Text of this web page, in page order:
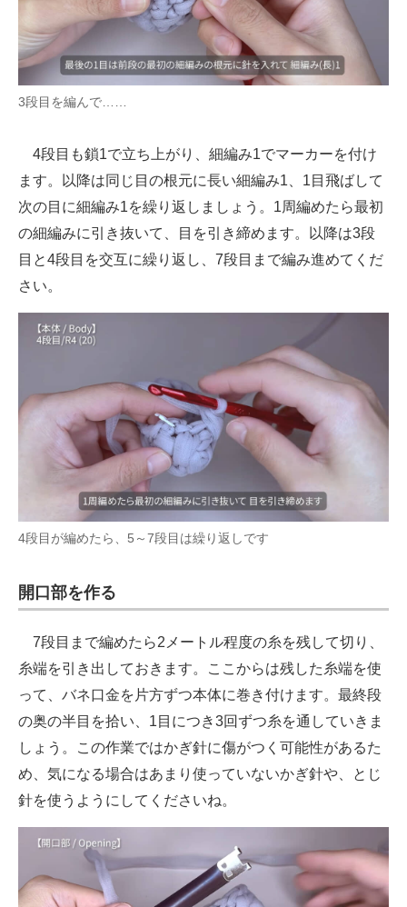
3段目を編んで……
4段目も鎖1で立ち上がり、細編み1でマーカーを付け
ます。以降は同じ目の根元に長い細編み1、1目飛ばして
次の目に細編み1を繰り返しましょう。1周編めたら最初
の細編みに引き抜いて、目を引き締めます。以降は3段
目と4段目を交互に繰り返し、7段目まで編み進めてくだ
さい。
4段目が編めたら、5～7段目は繰り返しです
開口部を作る
7段目まで編めたら2メートル程度の糸を残して切り、
糸端を引き出しておきます。ここからは残した糸端を使
って、バネ口金を片方ずつ本体に巻き付けます。最終段
の奥の半目を拾い、1目につき3回ずつ糸を通していきま
しょう。この作業ではかぎ針に傷がつく可能性があるた
め、気になる場合はあまり使っていないかぎ針や、とじ
針を使うようにしてくださいね。